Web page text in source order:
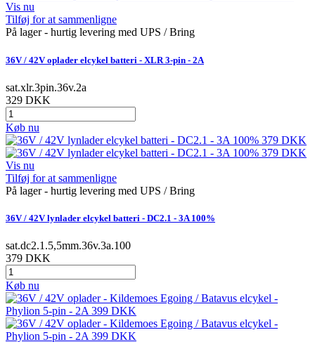
Vis nu
Tilføj for at sammenligne
På lager - hurtig levering med UPS / Bring
36V / 42V oplader elcykel batteri - XLR 3-pin - 2A
sat.xlr.3pin.36v.2a
329 DKK
Køb nu
Vis nu
Tilføj for at sammenligne
På lager - hurtig levering med UPS / Bring
36V / 42V lynlader elcykel batteri - DC2.1 - 3A 100%
sat.dc2.1.5,5mm.36v.3a.100
379 DKK
Køb nu